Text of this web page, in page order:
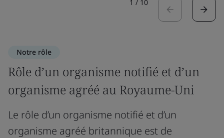
1 / 10
Notre rôle
Rôle d’un organisme notifié et d’un
organisme agréé au Royaume-Uni
Le rôle d’un organisme notifié et d’un
organisme agréé britannique est de